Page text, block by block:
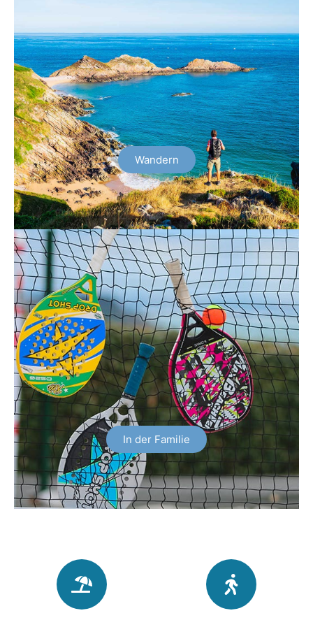
Wandern
In der Familie